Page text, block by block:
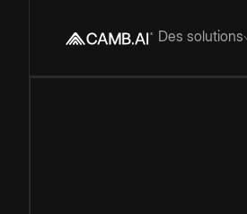
Des solutions